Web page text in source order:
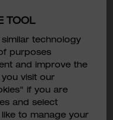
TOOL
technology
purposes
and improve the
visit our
if you are
and select
to manage your